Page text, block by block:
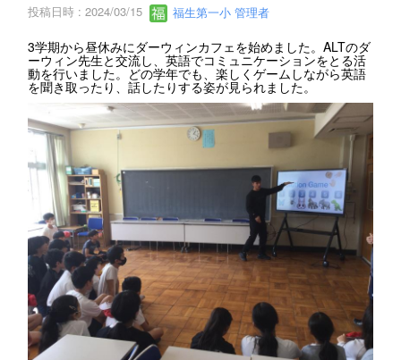
投稿日時 : 2024/03/15 福生第一小 管理者
3学期から昼休みにダーウィンカフェを始めました。ALTのダ
ーウィン先生と交流し、英語でコミュニケーションをとる活
動を行いました。どの学年でも、楽しくゲームしながら英語
を聞き取ったり、話したりする姿が見られました。